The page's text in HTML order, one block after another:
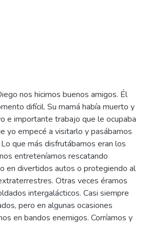
nos hicimos buenos amigos. Él
difícil. Su mamá había muerto y
e importante trabajo que le ocupaba
yo empecé a visitarlo y pasábamos
que más disfrutábamos eran los
entreteníamos rescatando
en divertidos autos o protegiendo al
Otras veces éramos
intergalácticos. Casi siempre
pero en algunas ocasiones
en bandos enemigos. Corríamos y